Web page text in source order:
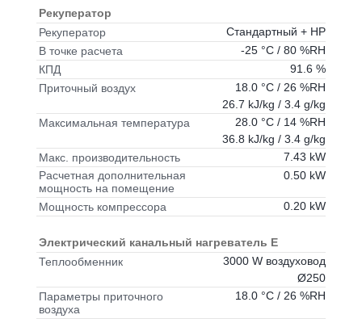
Рекуператор
Рекуператор
Стандартный + HP
В точке расчета
-25 °C / 80 %RH
КПД
91.6 %
Приточный воздух
18.0 °C / 26 %RH
26.7 kJ/kg / 3.4 g/kg
Максимальная температура
28.0 °C / 14 %RH
36.8 kJ/kg / 3.4 g/kg
Макс. производительность
7.43 kW
Расчетная дополнительная
мощность на помещение
0.50 kW
Мощность компрессора 0.20 kW
Электрический канальный нагреватель E
Теплообменник
3000 W воздуховод
Ø250
Параметры приточного
воздуха
18.0 °C / 26 %RH